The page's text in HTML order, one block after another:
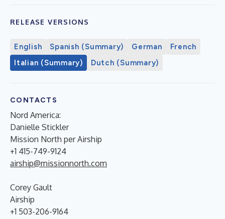
RELEASE VERSIONS
English Spanish (Summary) German
French
Italian (Summary)
Dutch (Summary)
CONTACTS
Nord America:
Danielle Stickler
Mission North per Airship
+1 415-749-9124
airship@missionnorth.com
Corey Gault
Airship
+1 503-206-9164